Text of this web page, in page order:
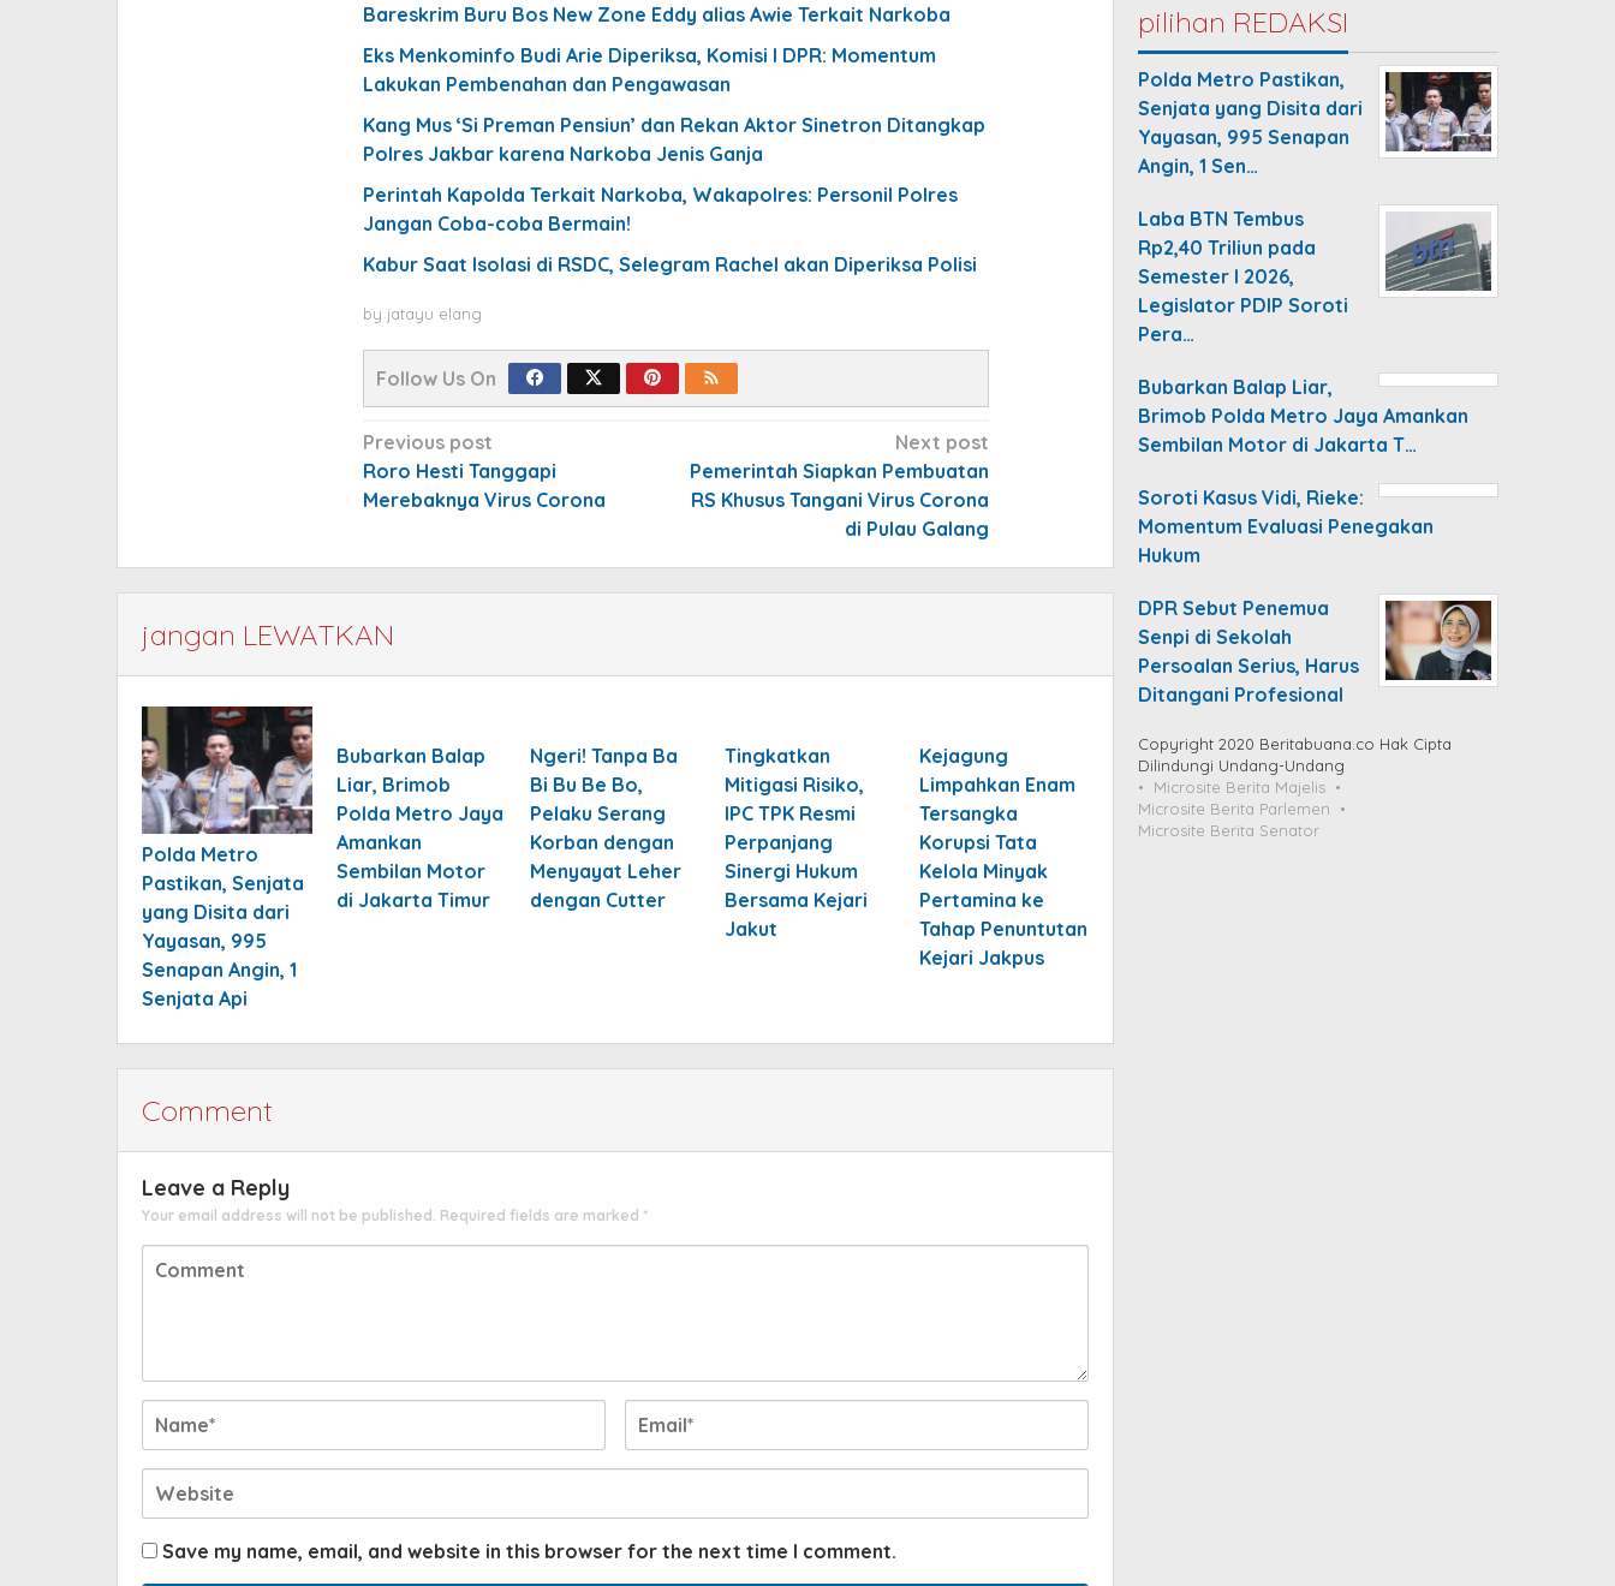
Bareskrim Buru Bos New Zone Eddy alias Awie Terkait Narkoba
Eks Menkominfo Budi Arie Diperiksa, Komisi I DPR: Momentum
Lakukan Pembenahan dan Pengawasan
Kang Mus ‘Si Preman Pensiun’ dan Rekan Aktor Sinetron Ditangkap
Polres Jakbar karena Narkoba Jenis Ganja
Perintah Kapolda Terkait Narkoba, Wakapolres: Personil Polres
Jangan Coba-coba Bermain!
Kabur Saat Isolasi di RSDC, Selegram Rachel akan Diperiksa Polisi
by jatayu elang
Follow Us On
Post
navigation
Previous post
Roro Hesti Tanggapi
Merebaknya Virus Corona
Next post
Pemerintah Siapkan Pembuatan
RS Khusus Tangani Virus Corona
di Pulau Galang
jangan LEWATKAN
Polda Metro
Pastikan, Senjata
yang Disita dari
Yayasan, 995
Senapan Angin, 1
Senjata Api
Bubarkan Balap
Liar, Brimob
Polda Metro Jaya
Amankan
Sembilan Motor
di Jakarta Timur
Ngeri! Tanpa Ba
Bi Bu Be Bo,
Pelaku Serang
Korban dengan
Menyayat Leher
dengan Cutter
Tingkatkan
Mitigasi Risiko,
IPC TPK Resmi
Perpanjang
Sinergi Hukum
Bersama Kejari
Jakut
Kejagung
Limpahkan Enam
Tersangka
Korupsi Tata
Kelola Minyak
Pertamina ke
Tahap Penuntutan
Kejari Jakpus
Comment
Leave a Reply
Your email address will not be published. Required fields are marked *
Save my name, email, and website in this browser for the next time I comment.
pilihan REDAKSI
Polda Metro Pastikan,
Senjata yang Disita dari
Yayasan, 995 Senapan
Angin, 1 Sen…
Laba BTN Tembus
Rp2,40 Triliun pada
Semester I 2026,
Legislator PDIP Soroti
Pera…
Bubarkan Balap Liar,
Brimob Polda Metro Jaya Amankan
Sembilan Motor di Jakarta T…
Soroti Kasus Vidi, Rieke:
Momentum Evaluasi Penegakan
Hukum
DPR Sebut Penemua
Senpi di Sekolah
Persoalan Serius, Harus
Ditangani Profesional
Copyright 2020 Beritabuana.co Hak Cipta
Dilindungi Undang-Undang
Microsite Berita Majelis
Microsite Berita Parlemen
Microsite Berita Senator